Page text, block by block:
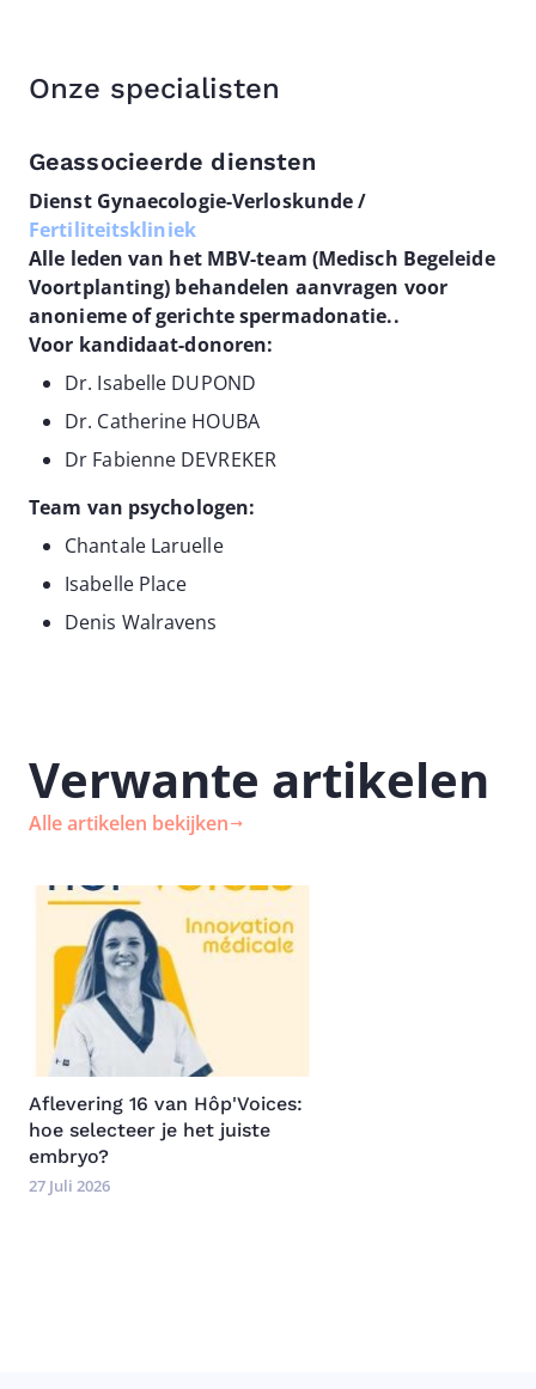
Onze specialisten
Geassocieerde diensten
Dienst Gynaecologie-Verloskunde /
Fertiliteitskliniek
Alle leden van het MBV-team (Medisch Begeleide
Voortplanting) behandelen aanvragen voor
anonieme of gerichte spermadonatie..
Voor kandidaat-donoren:
Dr. Isabelle DUPOND
Dr. Catherine HOUBA
Dr Fabienne DEVREKER
Team van psychologen:
Chantale Laruelle
Isabelle Place
Denis Walravens
Verwante artikelen
Alle artikelen bekijken
Image
Aflevering 16 van Hôp'Voices:
hoe selecteer je het juiste
embryo?
27 Juli 2026